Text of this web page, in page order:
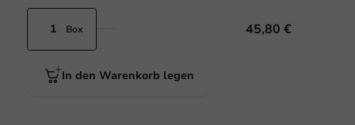
Box 45,80 €
In den Warenkorb legen